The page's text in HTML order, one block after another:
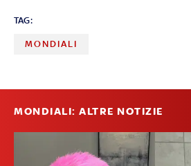
TAG:
MONDIALI
MONDIALI: ALTRE NOTIZIE